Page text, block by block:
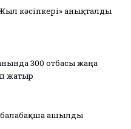
кәсіпкері» анықталды
300 отбасы жаңа
жатыр
ашылды